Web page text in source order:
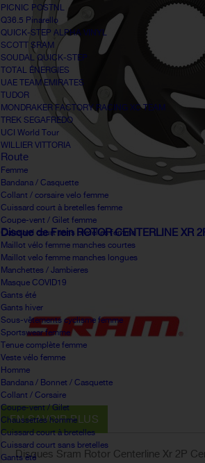
PICNIC POSTNL
Q36.5 Pinarello
QUICK-STEP ALPHA VINYL
SCOTT SRAM
SOUDAL QUICK-STEP
TOTAL ÉNERGIES
UAE TEAM EMIRATES
TUDOR
MONDRAKER FACTORY RACING XC TEAM
TREK SEGAFREDO
UCI World Tour
WILLIER VITTORIA
Route
Femme
Bandana / Casquette
Collant / corsaire velo femme
Cuissard court à bretelles femme
Coupe-vent / Gilet femme
Cuissard court sans bretelles femme
Maillot vélo femme manches courtes
Maillot velo femme manches longues
Manchettes / Jambieres
Masque COVID19
Gants été
Gants hiver
Sous-vêtements cyclisme femme
Sportswear femme
Tenue complète femme
Veste vélo femme
Homme
Bandana / Bonnet / Casquette
Collant / Corsaire
Coupe-vent / Gilet
Chaussettes homme
Cuissard court à bretelles
Cuissard court sans bretelles
Gants été
Disque de Frein ROTOR CENTERLINE XR
EN SAVOIR PLUS
Disques Sram Rotor Centerline Xr 2P